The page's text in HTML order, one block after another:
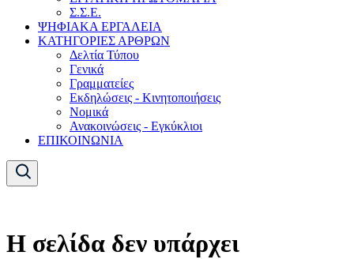
Σ.Σ.Ε.
ΨΗΦΙΑΚΑ ΕΡΓΑΛΕΙΑ
ΚΑΤΗΓΟΡΙΕΣ ΑΡΘΡΩΝ
Δελτία Τύπου
Γενικά
Γραμματείες
Εκδηλώσεις - Κινητοποιήσεις
Νομικά
Ανακοινώσεις - Εγκύκλιοι
ΕΠΙΚΟΙΝΩΝΙΑ
Η σελίδα δεν υπάρχει